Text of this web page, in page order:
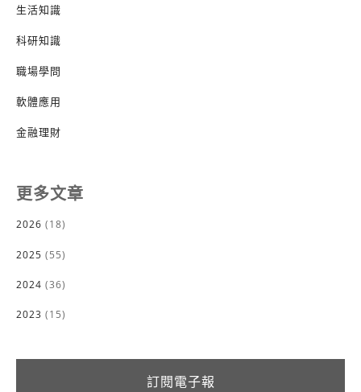
生活知識
科研知識
職場學問
軟體應用
金融理財
更多文章
2026 (18)
2025 (55)
2024 (36)
2023 (15)
訂閱電子報